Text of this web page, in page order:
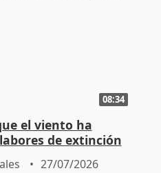
08:34
el viento ha
de extinción
27/07/2026